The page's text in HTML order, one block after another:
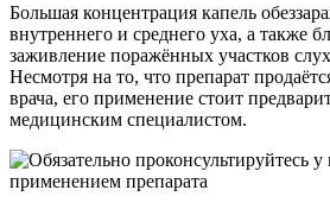
Большая концентрация капель
внутреннего и среднего уха, а также
заживление поражённых участков
Несмотря на то, что препарат
врача, его применение стоит
медицинским специалистом.